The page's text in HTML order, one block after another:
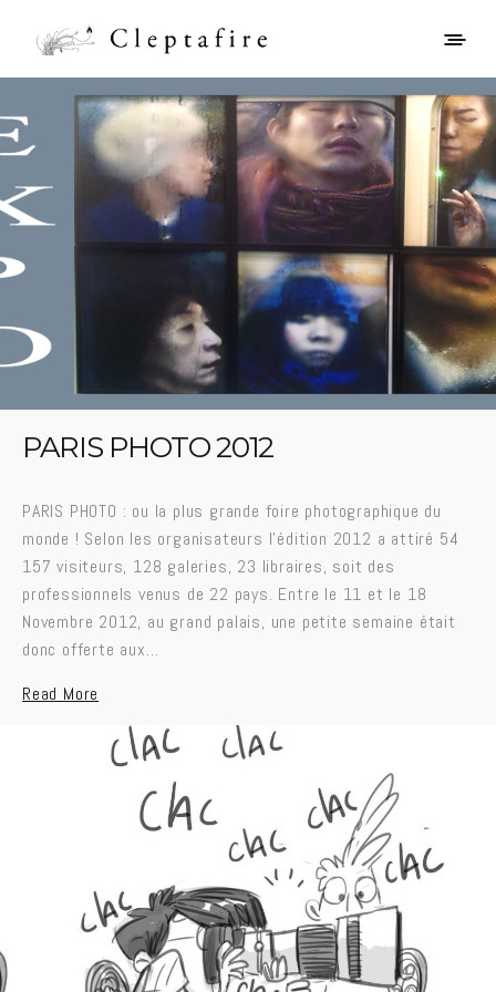
PARIS PHOTO 2012
PARIS PHOTO : ou la plus grande foire photographique du
monde ! Selon les organisateurs l’édition 2012 a attiré 54
157 visiteurs, 128 galeries, 23 libraires, soit des
professionnels venus de 22 pays. Entre le 11 et le 18
Novembre 2012, au grand palais, une petite semaine était
donc offerte aux…
Read More